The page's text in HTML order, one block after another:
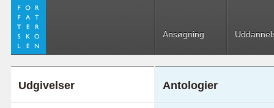
Ansøgning
Udgivelser Antologier